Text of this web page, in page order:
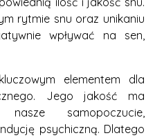
rytmie snu oraz unikaniu
wpływać na sen,
elementem dla
Jego jakość ma
samopoczucie,
psychiczną. Dlatego